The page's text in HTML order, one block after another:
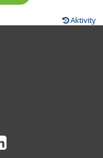
Aktivity